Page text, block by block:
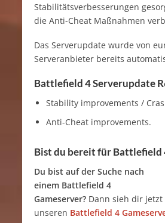
Stabilitätsverbesserungen
die Anti-Cheat Maßnahmen
Das Serverupdate wurde von
Serveranbieter bereits
Battlefield 4 Serverupdate
Stability improvements /
Anti-Cheat improvements.
Bist du bereit für Battlefield
Du bist auf der Suche nach
einem Battlefield 4
Gameserver?Dann sieh dir jetzt
unseren Battlefield 4